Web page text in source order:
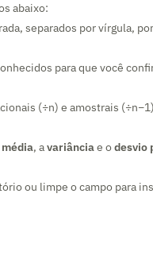
abaixo:
separados por vírgula,
para que você
(÷n) e amostrais
média, avariânciae odesvio
ou limpe o campo para